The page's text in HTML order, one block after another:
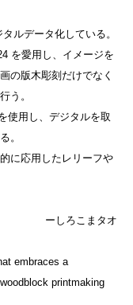
ルデータ化している。
を愛用し、イメージを
の版木彫刻だけでなく
う。
使用し、デジタルを取
。
に応用したレリーフや
ーしろこまタオ
embraces a
printmaking